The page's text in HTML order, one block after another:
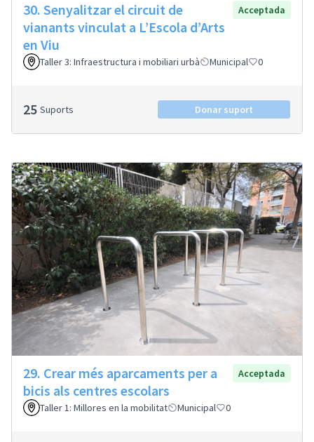
30. Senyalitzar el circuit de
vianants vinculat a L’Escola d’Arts
en Viu
Acceptada
Taller 3: Infraestructura i mobiliari urbà Municipal 0
25 Suports Donar suport
29. Crear més aparcaments per a
bicis als centres escolars
Acceptada
Taller 1: Millores en la mobilitat Municipal 0